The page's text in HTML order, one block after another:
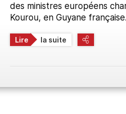
des ministres européens
Kourou, en Guyane française.
Lire la suite